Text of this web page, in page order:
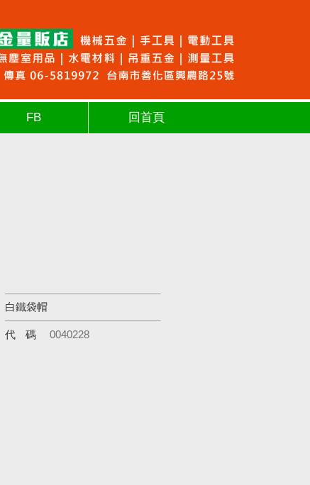
FB 回首頁
白鐵袋帽
代碼 0040228